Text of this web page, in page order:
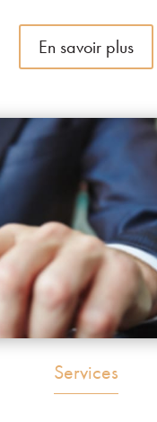
En savoir plus
Services